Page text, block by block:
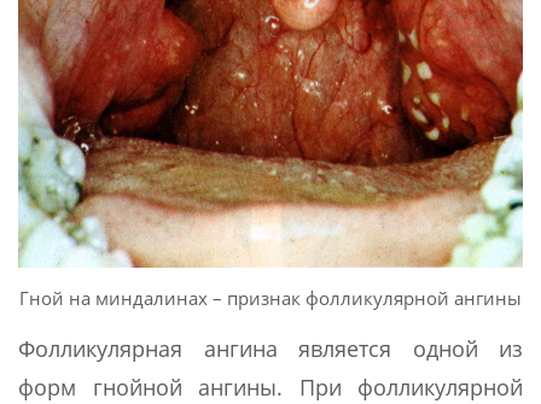
Гной на миндалинах – признак фолликулярной ангины
Фолликулярная ангина является одной из
форм гнойной ангины. При фолликулярной